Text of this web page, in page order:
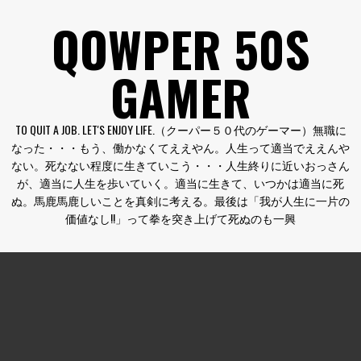
QOWPER 50S
GAMER
TO QUIT A JOB. LET'S ENJOY LIFE.（クーパー５０代のゲーマー）無職に
なった・・・もう、働かなくてええやん。人生って適当でええんや
ない。死なない程度に生きていこう・・・人生終りに近いおっさん
が、適当に人生を歩いていく。適当に生きて、いつかは適当に死
ぬ。馬鹿馬鹿しいことを真剣に考える。最後は「我が人生に一片の
価値なし!!」って拳を突き上げて死ぬのも一興